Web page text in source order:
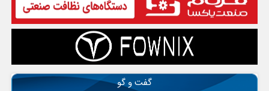
گفت و گو